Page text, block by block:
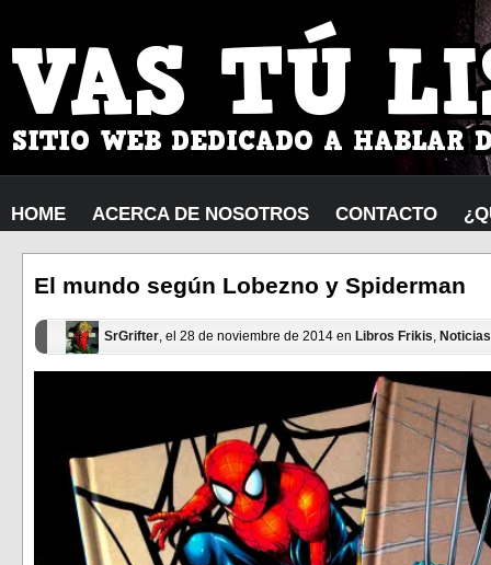
HOME ACERCA DE NOSOTROS CONTACTO
El mundo según Lobezno y Spiderman
SrGrifter, el 28 de noviembre de 2014 en Libros Frikis, Noticias